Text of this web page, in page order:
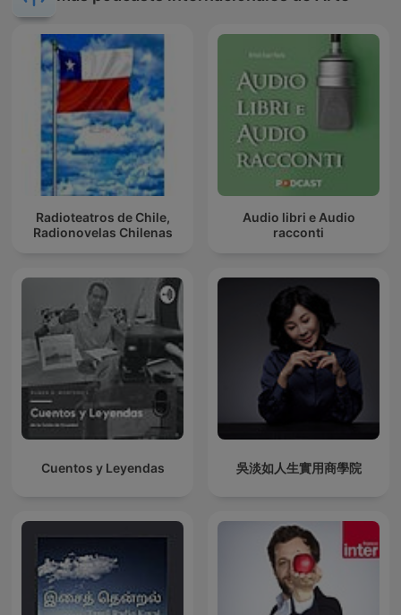
Radioteatros de Chile,
Radionovelas Chilenas
Audio libri e Audio
racconti
Cuentos y Leyendas 吳淡如人生實用商學院